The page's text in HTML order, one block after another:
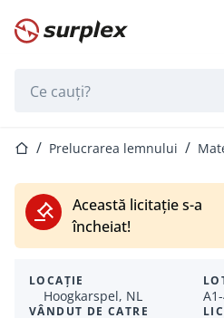
Pagina de start
Pagina de start
Prelucrarea lemnului
Această licitație s-a
încheiat!
LOCAȚIE
Hoogkarspel, NL
VÂNDUT DE CATRE